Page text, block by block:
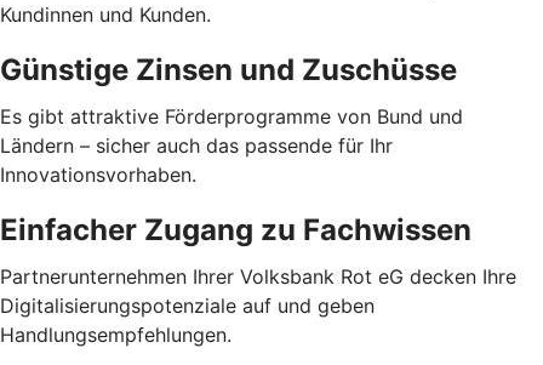
Kundinnen und Kunden.
Günstige Zinsen und Zuschüsse
Es gibt attraktive Förderprogramme von Bund und
Ländern – sicher auch das passende für Ihr
Innovationsvorhaben.
Einfacher Zugang zu Fachwissen
Partnerunternehmen Ihrer Volksbank Rot eG decken Ihre
Digitalisierungspotenziale auf und geben
Handlungsempfehlungen.